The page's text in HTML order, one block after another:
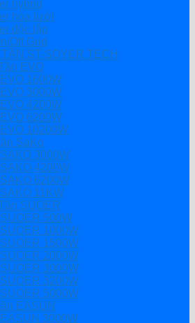
hybrid
hòa lưới
độc lập
Off Grid
TẦN ST-SOYER TECH
EVO
EVO 1600W
EVO 3000W
EVO 4200W
EVO 6200W
EVO 10200W
SaKo
SAKO 3000W
SAKO 4200W
SAKO 6200W
SAKO 11KW
SUOER
SUOER 500W
SUOER 1000W
SUOER 1500W
SUOER 2000W
SUOER 3000W
SUOER 3200W
SUOER 5000W
EASUN
EASUN 3000W